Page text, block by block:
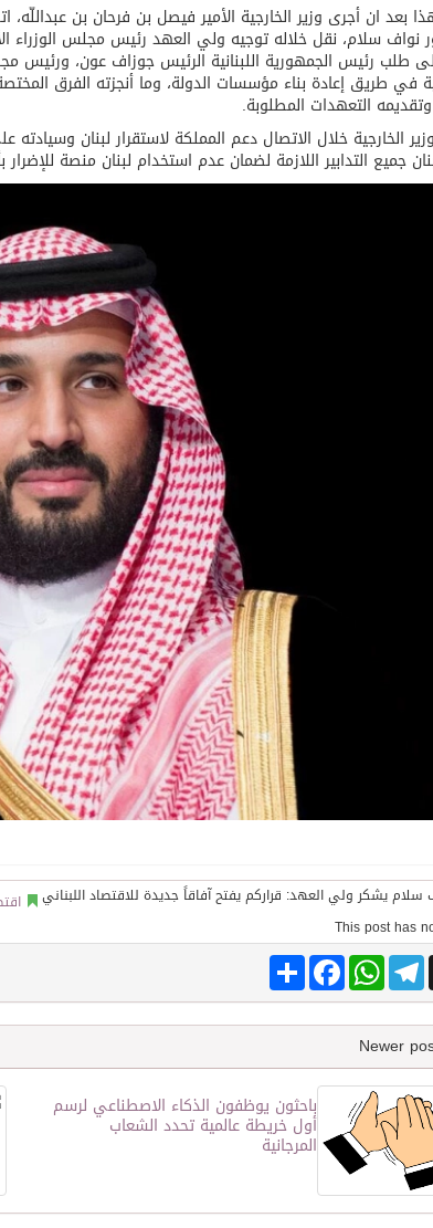
بعد ان أجرى وزير الخارجية الأمير فيصل بن فرحان بن عبداللّه،
نواف سلام، نقل خلاله توجيه ولي العهد رئيس مجلس الوزراء
طلب رئيس الجمهورية اللبنانية الرئيس جوزاف عون، ورئيس
في طريق إعادة بناء مؤسسات الدولة، وما أنجزته الفرق
التعهدات المطلوبة.
الخارجية خلال الاتصال دعم المملكة لاستقرار لبنان
جميع التدابير اللازمة لضمان عدم استخدام لبنان منصة للإضرار
Share
FacebookWhatsAppTelegram
باحثون يوظفون الذكاء الاصطناعي لرسم
أول خريطة عالمية تحدد الشعاب
المرجانية